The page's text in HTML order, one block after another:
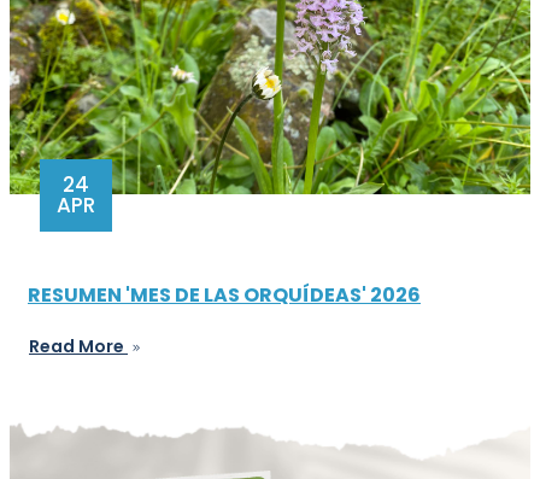
24
APR
RESUMEN 'MES DE LAS ORQUÍDEAS' 2026
Read More